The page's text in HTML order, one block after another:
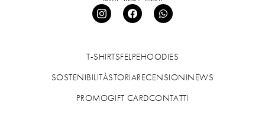
T-SHIRTSFELPEHOODIES
SOSTENIBILITÀSTORIARECENSIONINEWS
PROMOGIFT CARDCONTATTI